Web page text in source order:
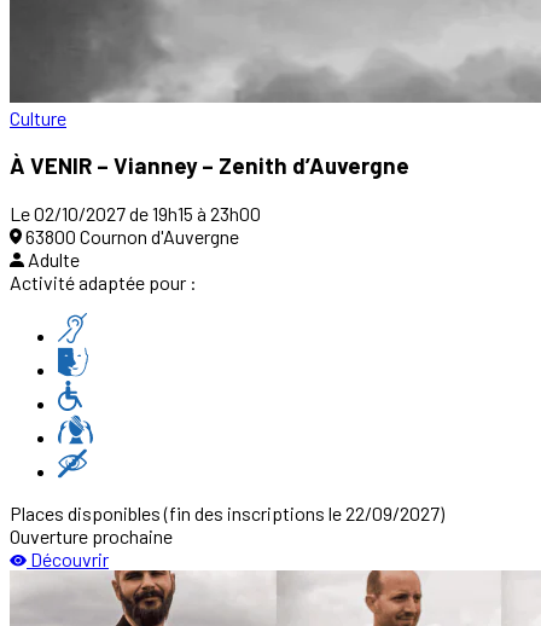
Culture
À VENIR – Vianney – Zenith d’Auvergne
Le 02/10/2027 de 19h15 à 23h00
63800 Cournon d'Auvergne
Adulte
Activité adaptée pour :
Places disponibles(fin des inscriptions le 22/09/2027)
Ouverture prochaine
Découvrir